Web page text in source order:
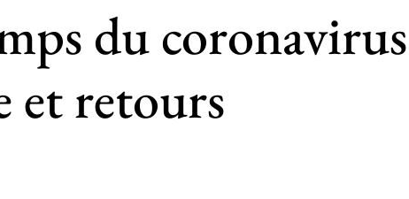
du coronavirus
et retours